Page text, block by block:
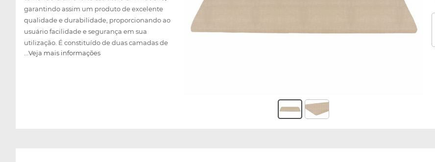
garantindo assim um produto de excelente
qualidade e durabilidade, proporcionando ao
usuário facilidade e segurança em sua
utilização. É constituído de duas camadas de
diferentes materiais o Etil vinil acetato e
...Veja mais informações